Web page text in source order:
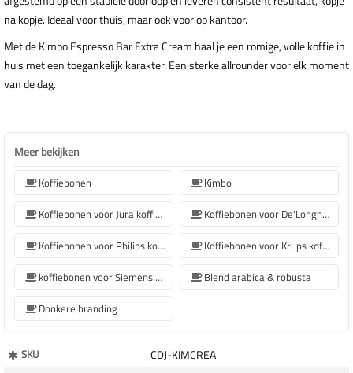
na kopje. Ideaal voor thuis, maar ook voor op kantoor.
Met de Kimbo Espresso Bar Extra Cream haal je een romige, volle koffie in
huis met een toegankelijk karakter. Een sterke allrounder voor elk moment
van de dag.
Meer bekijken
Koffiebonen
Kimbo
Koffiebonen voor Jura koffiemachine
Koffiebonen voor De'Longhi koffiemachine
Koffiebonen voor Philips koffiemachine
Koffiebonen voor Krups koffiemachine
koffiebonen voor Siemens koffiemachine
Blend arabica & robusta
Donkere branding
MeerSKU CDJ-KIMCREA